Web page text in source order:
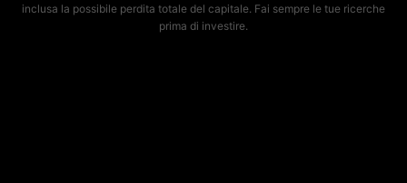
inclusa la possibile perdita totale del capitale. Fai sempre le tue ricerche
prima di investire.